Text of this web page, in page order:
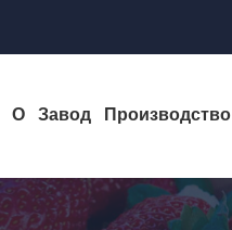
О Завод Производство